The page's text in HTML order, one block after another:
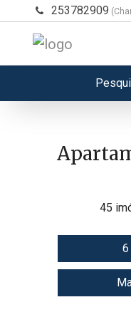
253782909
45
6